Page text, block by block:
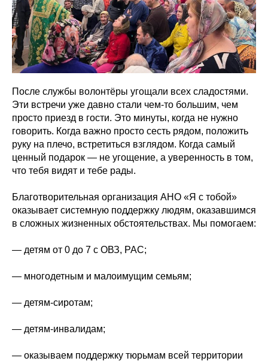
После службы волонтёры угощали всех сладостями.
Эти встречи уже давно стали чем-то большим, чем
просто приезд в гости. Это минуты, когда не нужно
говорить. Когда важно просто сесть рядом, положить
руку на плечо, встретиться взглядом. Когда самый
ценный подарок — не угощение, а уверенность в том,
что тебя видят и тебе рады.
Благотворительная организация АНО «Я с тобой»
оказывает системную поддержку людям, оказавшимся
в сложных жизненных обстоятельствах. Мы помогаем:
— детям от 0 до 7 с ОВЗ, РАС;
— многодетным и малоимущим семьям;
— детям-сиротам;
— детям-инвалидам;
— оказываем поддержку тюрьмам всей территории